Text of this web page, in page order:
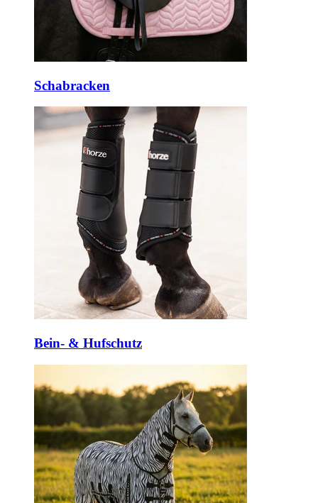
Schabracken
Bein- & Hufschutz